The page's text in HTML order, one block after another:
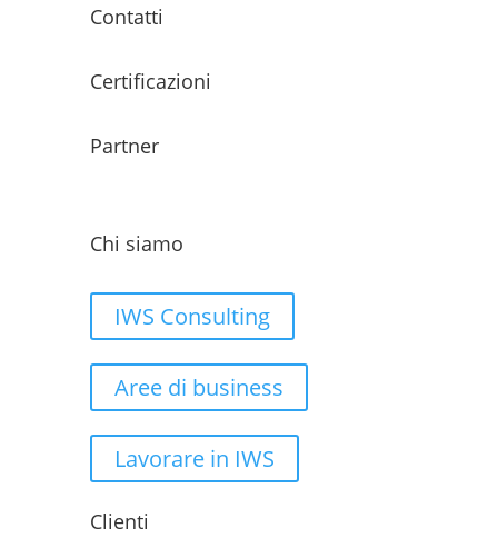
Contatti
Certificazioni
Partner
Chi siamo
IWS Consulting
Aree di business
Lavorare in IWS
Clienti